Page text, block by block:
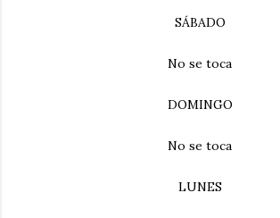
SÁBADO
No se toca
DOMINGO
No se toca
LUNES